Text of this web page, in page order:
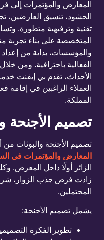
المعارض والمؤتمرات إلى
الحشود، تنسيق العارضين،
تقنية وترفيهية متطورة.
المتخصصة على بناء تجربة
والمؤسسات، بداية من إعداد
الفعالية باحترافية. ومن
الأحداث، تقدم بي إيفنت
العملاء الراغبين في إقامة
المملكة.
تصميم الأجنحة
تصميم الأجنحة والبوثات
المعارض والمؤتمرات في
الزائر أولًا داخل المعرض.
زادت فرص جذب الزوار، شرح
المحتملين.
يشمل تصميم الأجنحة:
تطوير الفكرة